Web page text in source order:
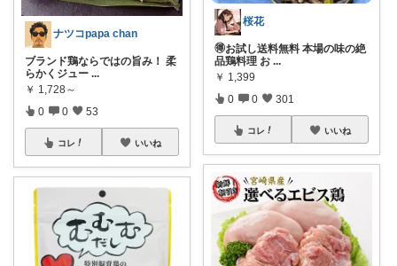
ナツコpapa chan
ブランド鶏ならではの旨み！ 柔
らかくジュー ...
￥ 1,728～
0 0 53
コレ いいね
桜花
🉐お試し送料無料 本場の味の絶
品鶏料理 お ...
￥ 1,399
0 0 301
コレ いいね